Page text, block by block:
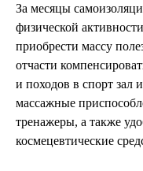
За месяцы
физической
приобрести массу
отчасти
и походов в спорт зал
массажные
тренажеры, а также
космецевтические